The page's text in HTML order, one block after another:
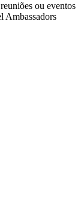
ou eventos
Ambassadors